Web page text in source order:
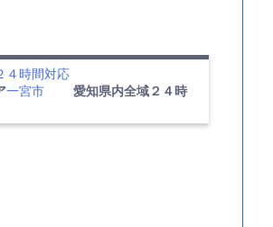
時間対応
一宮市
愛知県内全域２４時